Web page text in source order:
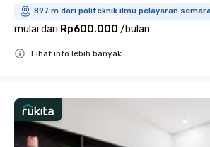
897 m dari politeknik ilmu pelayaran
mulai dari Rp600.000 /bulan
Lihat info lebih banyak